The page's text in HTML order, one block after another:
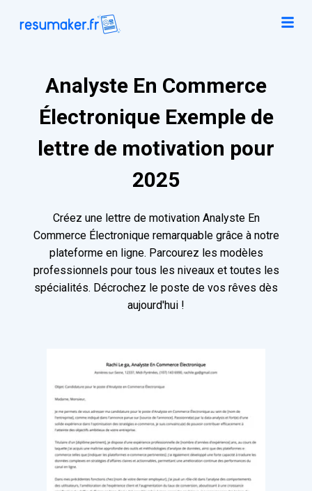
Analyste En Commerce
Électronique Exemple de
lettre de motivation pour
2025
Créez une lettre de motivation Analyste En
Commerce Électronique remarquable grâce à notre
plateforme en ligne. Parcourez les modèles
professionnels pour tous les niveaux et toutes les
spécialités. Décrochez le poste de vos rêves dès
aujourd'hui !